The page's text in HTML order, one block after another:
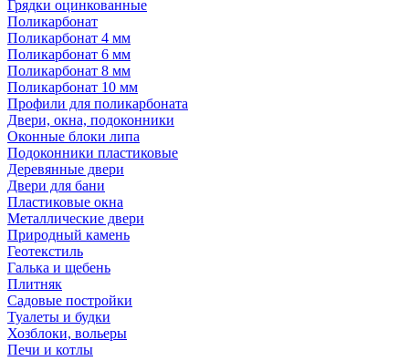
Грядки оцинкованные
Поликарбонат
Поликарбонат 4 мм
Поликарбонат 6 мм
Поликарбонат 8 мм
Поликарбонат 10 мм
Профили для поликарбоната
Двери, окна, подоконники
Оконные блоки липа
Подоконники пластиковые
Деревянные двери
Двери для бани
Пластиковые окна
Металлические двери
Природный камень
Геотекстиль
Галька и щебень
Плитняк
Садовые постройки
Туалеты и будки
Хозблоки, вольеры
Печи и котлы